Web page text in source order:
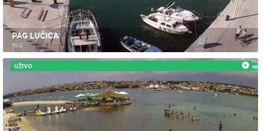
PAG LUČICA
PAG
UŽIVO